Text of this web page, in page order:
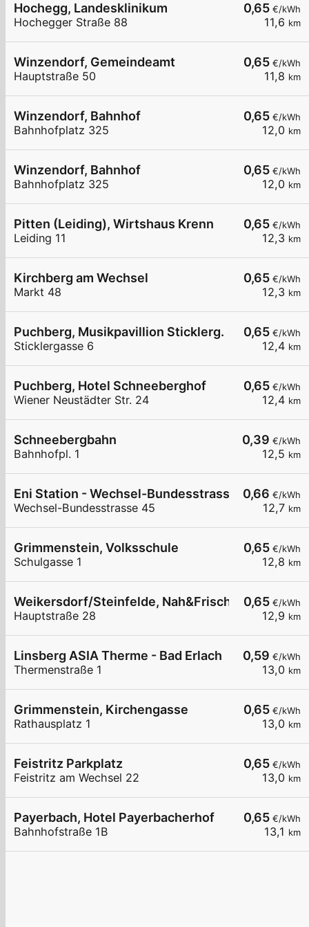
0,65 €/kWh
11,6 km
Hochegg, Landesklinikum
Hochegger Straße 88
0,65 €/kWh
11,8 km
Winzendorf, Gemeindeamt
Hauptstraße 50
0,65 €/kWh
12,0 km
Winzendorf, Bahnhof
Bahnhofplatz 325
0,65 €/kWh
12,0 km
Winzendorf, Bahnhof
Bahnhofplatz 325
0,65 €/kWh
12,3 km
Pitten (Leiding), Wirtshaus Krenn
Leiding 11
0,65 €/kWh
12,3 km
Kirchberg am Wechsel
Markt 48
0,65 €/kWh
12,4 km
Puchberg, Musikpavillion Sticklerg.
Sticklergasse 6
0,65 €/kWh
12,4 km
Puchberg, Hotel Schneeberghof
Wiener Neustädter Str. 24
0,39 €/kWh
12,5 km
Schneebergbahn
Bahnhofpl. 1
0,66 €/kWh
12,7 km
Eni Station - Wechsel-Bundesstrasse 45
Wechsel-Bundesstrasse 45
0,65 €/kWh
12,8 km
Grimmenstein, Volksschule
Schulgasse 1
0,65 €/kWh
12,9 km
Weikersdorf/Steinfelde, Nah&Frisch
Hauptstraße 28
0,59 €/kWh
13,0 km
Linsberg ASIA Therme - Bad Erlach
Thermenstraße 1
0,65 €/kWh
13,0 km
Grimmenstein, Kirchengasse
Rathausplatz 1
0,65 €/kWh
13,0 km
Feistritz Parkplatz
Feistritz am Wechsel 22
0,65 €/kWh
13,1 km
Payerbach, Hotel Payerbacherhof
Bahnhofstraße 1B